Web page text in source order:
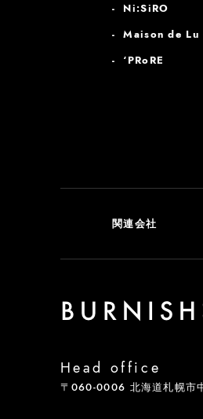
Ni:SiRO
Maison de Lu
‘PRoRE
関連会社
Head office
〒060-0006 北海道札幌市